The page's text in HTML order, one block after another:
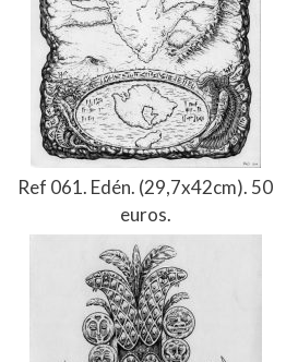
Ref 061. Edén. (29,7x42cm). 50
euros.